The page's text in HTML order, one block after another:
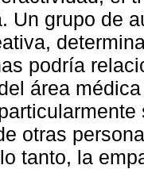
Un grupo de
podría
área
otras
tanto, la